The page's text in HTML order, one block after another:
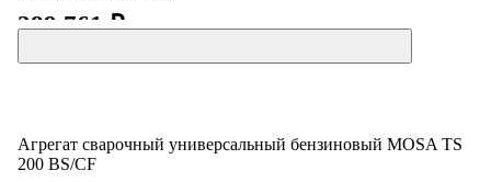
289 761 ₽
Агрегат сварочный универсальный бензиновый MOSA TS
200 BS/CF